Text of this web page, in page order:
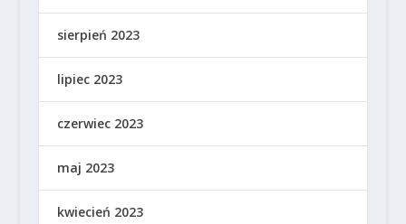
sierpień 2023
lipiec 2023
czerwiec 2023
maj 2023
kwiecień 2023